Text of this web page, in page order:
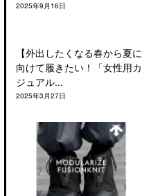
2025年9月16日
【外出したくなる春から夏に
向けて履きたい！「女性用カ
ジュアル...
2025年3月27日